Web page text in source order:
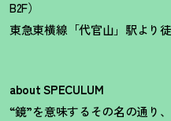
B2F）
東急東横線「代官山」駅より
about SPECULUM
“鏡”を意味するその名の通り